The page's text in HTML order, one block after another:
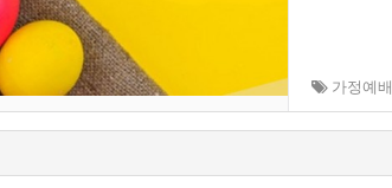
가정예배